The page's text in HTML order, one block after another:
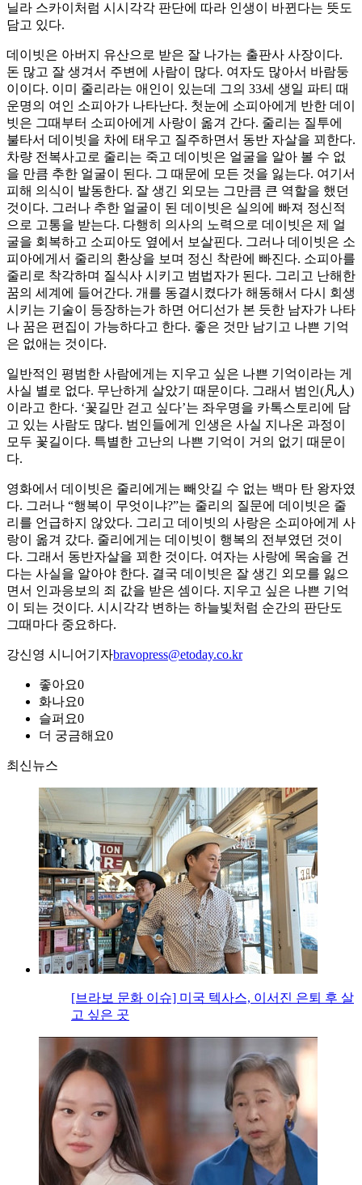
닐라 스카이처럼 시시각각 판단에 따라 인생이 바뀐다는 뜻도
담고 있다.
데이빗은 아버지 유산으로 받은 잘 나가는 출판사 사장이다.
돈 많고 잘 생겨서 주변에 사람이 많다. 여자도 많아서 바람둥
이이다. 이미 줄리라는 애인이 있는데 그의 33세 생일 파티 때
운명의 여인 소피아가 나타난다. 첫눈에 소피아에게 반한 데이
빗은 그때부터 소피아에게 사랑이 옮겨 간다. 줄리는 질투에
불타서 데이빗을 차에 태우고 질주하면서 동반 자살을 꾀한다.
차량 전복사고로 줄리는 죽고 데이빗은 얼굴을 알아 볼 수 없
을 만큼 추한 얼굴이 된다. 그 때문에 모든 것을 잃는다. 여기서
피해 의식이 발동한다. 잘 생긴 외모는 그만큼 큰 역할을 했던
것이다. 그러나 추한 얼굴이 된 데이빗은 실의에 빠져 정신적
으로 고통을 받는다. 다행히 의사의 노력으로 데이빗은 제 얼
굴을 회복하고 소피아도 옆에서 보살핀다. 그러나 데이빗은 소
피아에게서 줄리의 환상을 보며 정신 착란에 빠진다. 소피아를
줄리로 착각하며 질식사 시키고 범법자가 된다. 그리고 난해한
꿈의 세계에 들어간다. 개를 동결시켰다가 해동해서 다시 회생
시키는 기술이 등장하는가 하면 어디선가 본 듯한 남자가 나타
나 꿈은 편집이 가능하다고 한다. 좋은 것만 남기고 나쁜 기억
은 없애는 것이다.
일반적인 평범한 사람에게는 지우고 싶은 나쁜 기억이라는 게
사실 별로 없다. 무난하게 살았기 때문이다. 그래서 범인(凡人)
이라고 한다. ‘꽃길만 걷고 싶다’는 좌우명을 카톡스토리에 담
고 있는 사람도 많다. 범인들에게 인생은 사실 지나온 과정이
모두 꽃길이다. 특별한 고난의 나쁜 기억이 거의 없기 때문이
다.
영화에서 데이빗은 줄리에게는 빼앗길 수 없는 백마 탄 왕자였
다. 그러나 “행복이 무엇이냐?”는 줄리의 질문에 데이빗은 줄
리를 언급하지 않았다. 그리고 데이빗의 사랑은 소피아에게 사
랑이 옮겨 갔다. 줄리에게는 데이빗이 행복의 전부였던 것이
다. 그래서 동반자살을 꾀한 것이다. 여자는 사랑에 목숨을 건
다는 사실을 알아야 한다. 결국 데이빗은 잘 생긴 외모를 잃으
면서 인과응보의 죄 값을 받은 셈이다. 지우고 싶은 나쁜 기억
이 되는 것이다. 시시각각 변하는 하늘빛처럼 순간의 판단도
그때마다 중요하다.
강신영 시니어기자bravopress@etoday.co.kr
좋아요0
화나요0
슬퍼요0
더 궁금해요0
최신뉴스
[브라보 문화 이슈] 미국 텍사스, 이서진 은퇴 후 살
고 싶은 곳